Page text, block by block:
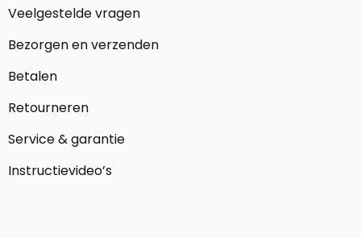
Veelgestelde vragen
Bezorgen en verzenden
Betalen
Retourneren
Service & garantie
Instructievideo’s